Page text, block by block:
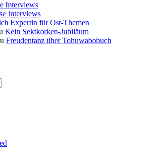
Interviews
Interviews
Expertin für Ost-Themen
Kein Sektkorken-Jubiläum
Freudentanz über Tohuwabobuch